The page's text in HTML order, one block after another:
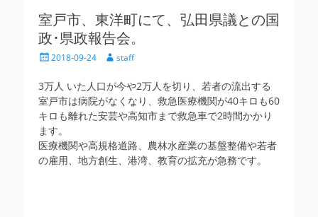
室戸市、東洋町にて、弘田県議との国
政･県政報告会。
投
日
2018-09-24
投
者
staff
3万人 いた人口が今や2万人を切り、若者の流出する
室戸市は病院がなくなり、救急医療機関が40キロも60
キロも離れた安芸や高知市まで救急車で2時間かかり
ます。
医療機関や高規格道路、農林水産業の基盤整備や若者
の雇用、地方創生、港湾、教育の拡充が急務です。